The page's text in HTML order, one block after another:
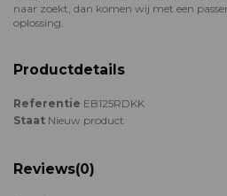
naar zoekt, dan komen wij met een
oplossing.
Productdetails
Referentie EB125RDKK
Staat Nieuw product
Reviews(0)